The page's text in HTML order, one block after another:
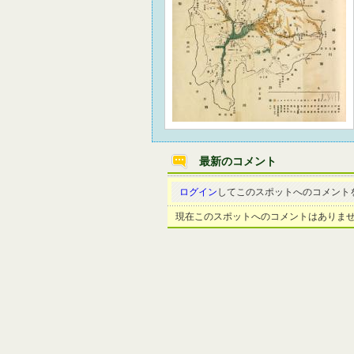
最新のコメント
ログイン してこのスポットへのコメント
現在このスポットへのコメントはありませ